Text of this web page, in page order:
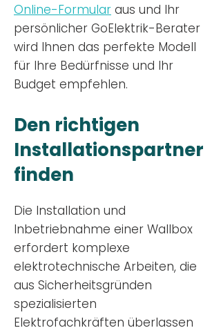
Online-Formular aus und Ihr
persönlicher GoElektrik-Berater
wird Ihnen das perfekte Modell
für Ihre Bedürfnisse und Ihr
Budget empfehlen.
Den richtigen
Installationspartner
finden
Die Installation und
Inbetriebnahme einer Wallbox
erfordert komplexe
elektrotechnische Arbeiten, die
aus Sicherheitsgründen
spezialisierten
Elektrofachkräften überlassen